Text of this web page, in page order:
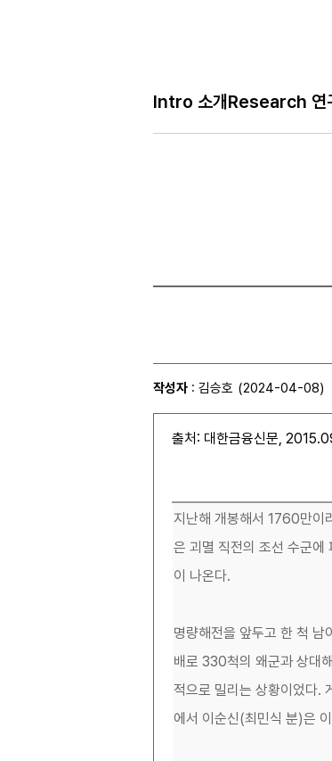
Intro 소개 Research 연
작성자 : 김승호 (2024-04-08)
출처: 대한금융신문,
지난해 개봉해서 1760만이
은 괴멸 직전의 조선 수군에
이 나온다.
명량해전을 앞두고 한 척 남
배로 330척의 왜군과 상대
적으로 밀리는 상황이었다.
에서 이순신(최민식 분)은